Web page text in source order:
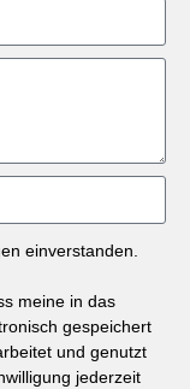
einverstanden.
meine in das
gespeichert
und genutzt
jederzeit